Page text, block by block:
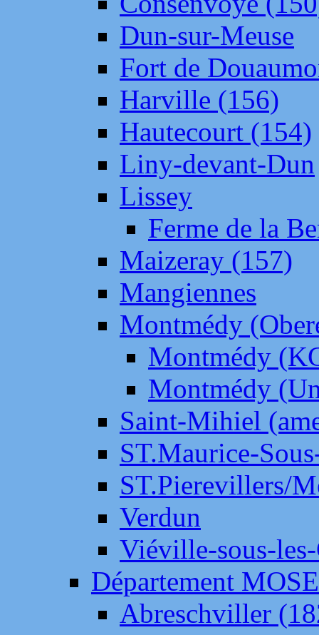
Dun-sur-Meuse
Fort de
Harville (156)
Hautecourt (154)
Liny-devant-Dun
Lissey
Ferme de la
Maizeray (157)
Mangiennes
Montmédy
Montmédy
Montmédy
Saint-Mihiel
ST.Maurice-
ST.Pierevillers/
Verdun
Viéville-sous-
Département
Abreschviller